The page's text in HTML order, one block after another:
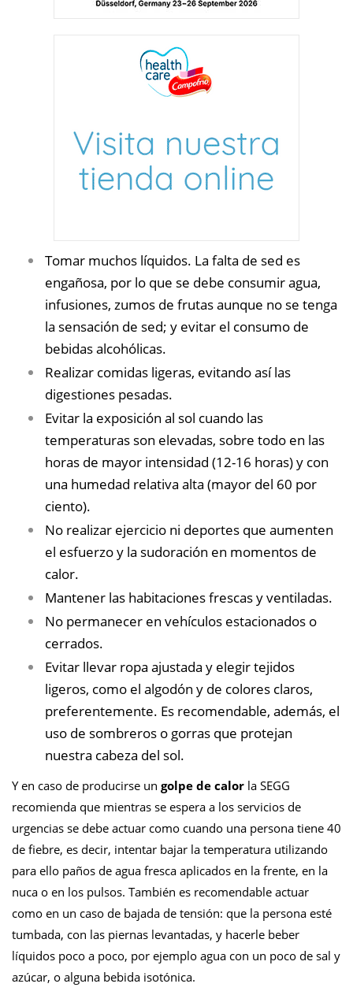
Tomar muchos líquidos. La falta de sed es
engañosa, por lo que se debe consumir agua,
infusiones, zumos de frutas aunque no se tenga
la sensación de sed; y evitar el consumo de
bebidas alcohólicas.
Realizar comidas ligeras, evitando así las
digestiones pesadas.
Evitar la exposición al sol cuando las
temperaturas son elevadas, sobre todo en las
horas de mayor intensidad (12-16 horas) y con
una humedad relativa alta (mayor del 60 por
ciento).
No realizar ejercicio ni deportes que aumenten
el esfuerzo y la sudoración en momentos de
calor.
Mantener las habitaciones frescas y ventiladas.
No permanecer en vehículos estacionados o
cerrados.
Evitar llevar ropa ajustada y elegir tejidos
ligeros, como el algodón y de colores claros,
preferentemente. Es recomendable, además, el
uso de sombreros o gorras que protejan
nuestra cabeza del sol.
Y en caso de producirse un golpe de calor la SEGG
recomienda que mientras se espera a los servicios de
urgencias se debe actuar como cuando una persona tiene 40
de fiebre, es decir, intentar bajar la temperatura utilizando
para ello paños de agua fresca aplicados en la frente, en la
nuca o en los pulsos. También es recomendable actuar
como en un caso de bajada de tensión: que la persona esté
tumbada, con las piernas levantadas, y hacerle beber
líquidos poco a poco, por ejemplo agua con un poco de sal y
azúcar, o alguna bebida isotónica.